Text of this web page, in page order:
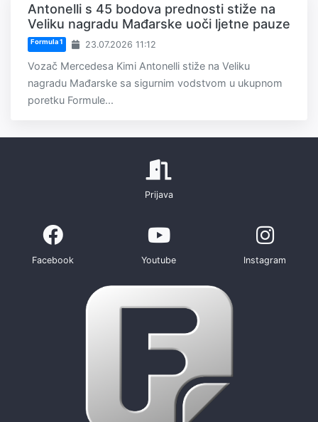
Antonelli s 45 bodova prednosti stiže na
Veliku nagradu Mađarske uoči ljetne pauze
Formula 1 23.07.2026 11:12
Vozač Mercedesa Kimi Antonelli stiže na Veliku
nagradu Mađarske sa sigurnim vodstvom u ukupnom
poretku Formule...
Prijava
Facebook Youtube Instagram